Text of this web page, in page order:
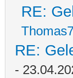
RE:
RE:
-